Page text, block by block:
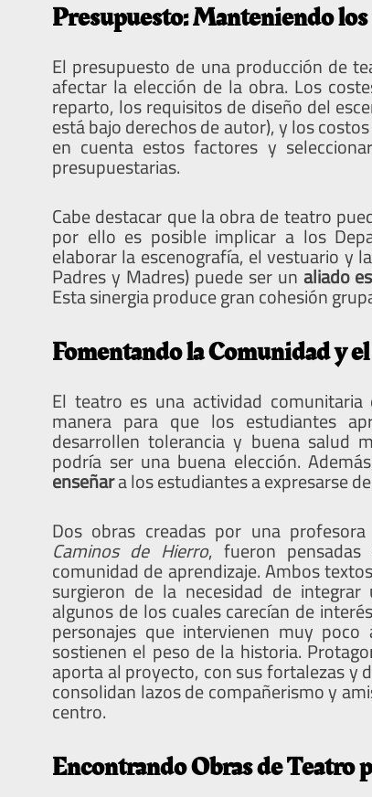
Presupuesto: Manteniendo los
El presupuesto de una producción de
afectar la elección de la obra. Los
reparto, los requisitos de diseño del
está bajo derechos de autor), y los
en cuenta estos factores y
presupuestarias.
Cabe destacar que la obra de teatro
por ello es posible implicar a los
elaborar la escenografía, el vestuario y
Padres y Madres) puede ser unaliado
Esta sinergia produce gran cohesión
Fomentando la Comunidad y
El teatro es una actividad
manera para que los estudiantes
desarrollen tolerancia y buena salud
podría ser una buena elección.
enseñara los estudiantes a expresarse
Dos obras creadas por una
Caminos de Hierro, fueron
comunidad de aprendizaje. Ambos
surgieron de la necesidad de
algunos de los cuales carecían de
personajes que intervienen muy
sostienen el peso de la historia.
aporta al proyecto, con sus fortalezas y
consolidan lazos de compañerismo y
centro.
Encontrando Obras de Teatro